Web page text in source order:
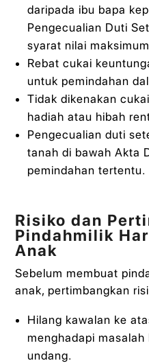
daripada ibu bapa
Pengecualian Duti
syarat nilai
Rebat cukai
untuk pemindahan
Tidak dikenakan
hadiah atau hibah
Pengecualian duti
tanah di bawah Akta
pemindahan tertentu.
Risiko dan
Pindahmilik
Anak
Sebelum membuat
anak, pertimbangkan
Hilang kawalan ke
menghadapi
undang.